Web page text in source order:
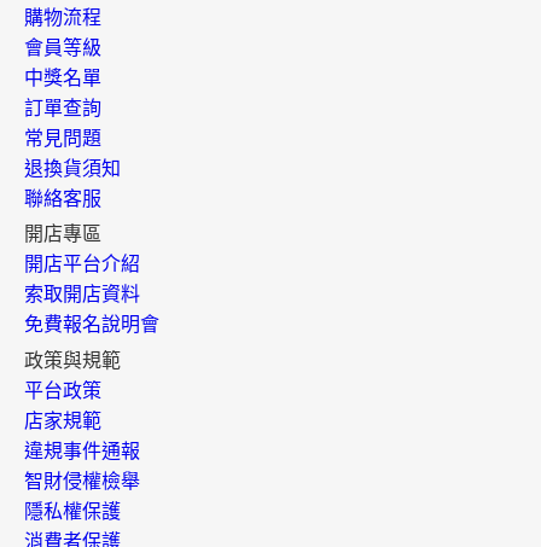
購物流程
會員等級
中獎名單
訂單查詢
常見問題
退換貨須知
聯絡客服
開店專區
開店平台介紹
索取開店資料
免費報名說明會
政策與規範
平台政策
店家規範
違規事件通報
智財侵權檢舉
隱私權保護
消費者保護